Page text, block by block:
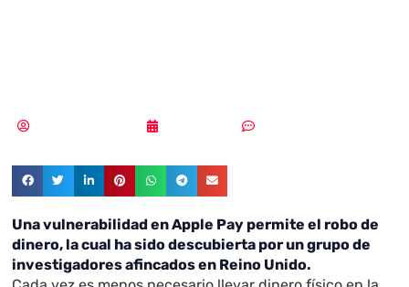
Una vulnerabilidad en Apple Pay permite el robo de
dinero, la cual ha sido descubierta por un grupo de
investigadores afincados en Reino Unido.